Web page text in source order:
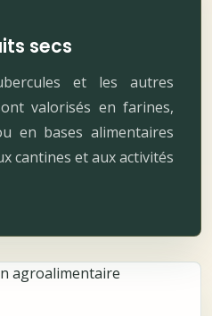
secs
et les autres
valorisés en farines,
en bases alimentaires
cantines et aux activités